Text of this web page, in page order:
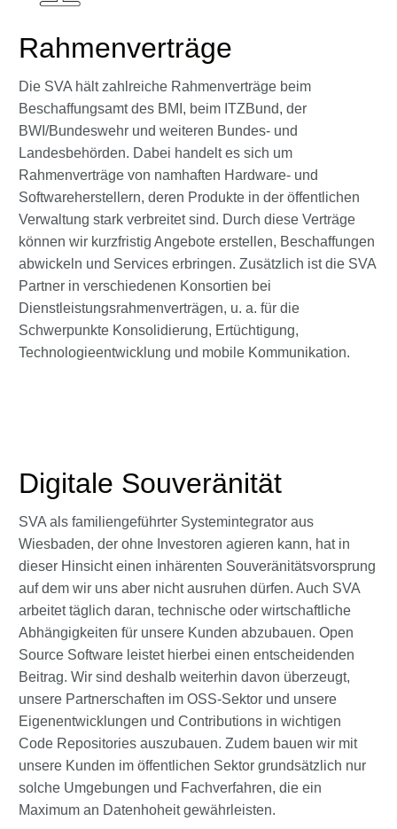
Rahmenverträge
Die SVA hält zahlreiche Rahmenverträge beim
Beschaffungsamt des BMI, beim ITZBund, der
BWI/Bundeswehr und weiteren Bundes- und
Landesbehörden. Dabei handelt es sich um
Rahmenverträge von namhaften Hardware- und
Softwareherstellern, deren Produkte in der öffentlichen
Verwaltung stark verbreitet sind. Durch diese Verträge
können wir kurzfristig Angebote erstellen, Beschaffungen
abwickeln und Services erbringen. Zusätzlich ist die SVA
Partner in verschiedenen Konsortien bei
Dienstleistungsrahmenverträgen, u. a. für die
Schwerpunkte Konsolidierung, Ertüchtigung,
Technologieentwicklung und mobile Kommunikation.
Digitale Souveränität
SVA als familiengeführter Systemintegrator aus
Wiesbaden, der ohne Investoren agieren kann, hat in
dieser Hinsicht einen inhärenten Souveränitätsvorsprung
auf dem wir uns aber nicht ausruhen dürfen. Auch SVA
arbeitet täglich daran, technische oder wirtschaftliche
Abhängigkeiten für unsere Kunden abzubauen. Open
Source Software leistet hierbei einen entscheidenden
Beitrag. Wir sind deshalb weiterhin davon überzeugt,
unsere Partnerschaften im OSS-Sektor und unsere
Eigenentwicklungen und Contributions in wichtigen
Code Repositories auszubauen. Zudem bauen wir mit
unsere Kunden im öffentlichen Sektor grundsätzlich nur
solche Umgebungen und Fachverfahren, die ein
Maximum an Datenhoheit gewährleisten.